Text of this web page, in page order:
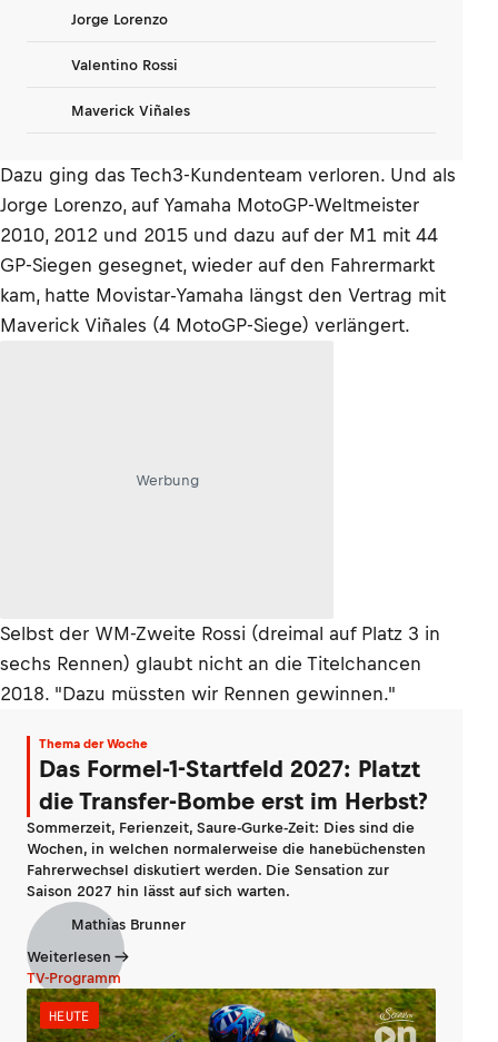
Jorge Lorenzo
Valentino Rossi
Maverick Viñales
Dazu ging das Tech3-Kundenteam verloren. Und als
Jorge Lorenzo, auf Yamaha MotoGP-Weltmeister
2010, 2012 und 2015 und dazu auf der M1 mit 44
GP-Siegen gesegnet, wieder auf den Fahrermarkt
kam, hatte Movistar-Yamaha längst den Vertrag mit
Maverick Viñales (4 MotoGP-Siege) verlängert.
Werbung
Selbst der WM-Zweite Rossi (dreimal auf Platz 3 in
sechs Rennen) glaubt nicht an die Titelchancen
2018. "Dazu müssten wir Rennen gewinnen."
Thema der Woche
Das Formel-1-Startfeld 2027: Platzt
die Transfer-Bombe erst im Herbst?
Sommerzeit, Ferienzeit, Saure-Gurke-Zeit: Dies sind die
Wochen, in welchen normalerweise die hanebüchensten
Fahrerwechsel diskutiert werden. Die Sensation zur
Saison 2027 hin lässt auf sich warten.
Mathias Brunner
Weiterlesen
TV-Programm
HEUTE